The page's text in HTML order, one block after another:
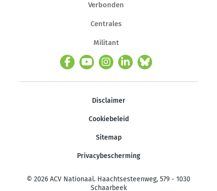
Verbonden
Centrales
Militant
Disclaimer
Cookiebeleid
Sitemap
Privacybescherming
© 2026 ACV Nationaal. Haachtsesteenweg, 579 - 1030
Schaarbeek